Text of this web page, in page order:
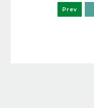
Prev